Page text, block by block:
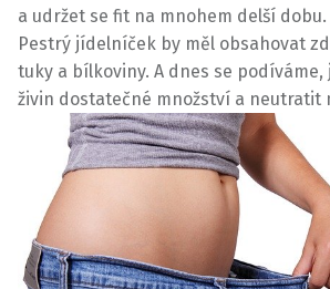
a udržet se fit na mnohem delší dobu.
Pestrý jídelníček by měl obsahovat
tuky a bílkoviny. A dnes se
živin dostatečné množství a neutratit